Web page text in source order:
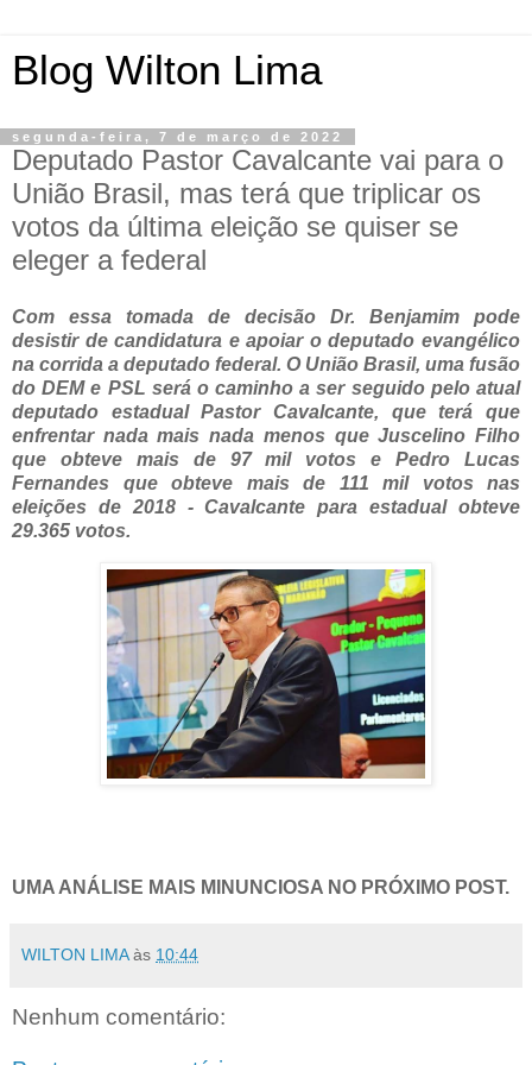
Blog Wilton Lima
segunda-feira, 7 de março de 2022
Deputado Pastor Cavalcante vai para o
União Brasil, mas terá que triplicar os
votos da última eleição se quiser se
eleger a federal
Com essa tomada de decisão Dr. Benjamim pode
desistir de candidatura e apoiar o deputado evangélico
na corrida a deputado federal. O União Brasil, uma fusão
do DEM e PSL será o caminho a ser seguido pelo atual
deputado estadual Pastor Cavalcante, que terá que
enfrentar nada mais nada menos que Juscelino Filho
que obteve mais de 97 mil votos e Pedro Lucas
Fernandes que obteve mais de 111 mil votos nas
eleições de 2018 - Cavalcante para estadual obteve
29.365 votos.
UMA ANÁLISE MAIS MINUNCIOSA NO PRÓXIMO POST.
WILTON LIMA às 10:44
Nenhum comentário: